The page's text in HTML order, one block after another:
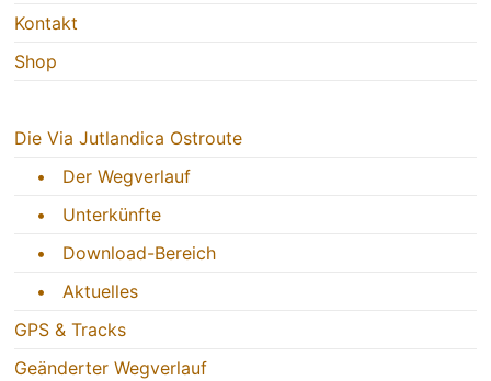
Kontakt
Shop
Die Via Jutlandica Ostroute
• Der Wegverlauf
• Unterkünfte
• Download-Bereich
• Aktuelles
GPS & Tracks
Geänderter Wegverlauf